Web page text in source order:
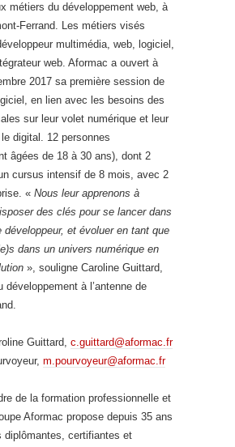
métiers du développement web, à
Ferrand. Les métiers visés
multimédia, web, logiciel,
web. Aformac a ouvert à
2017 sa première session de
en lien avec les besoins des
sur leur volet numérique et leur
digital. 12 personnes
âgées de 18 à 30 ans), dont 2
cursus intensif de 8 mois, avec 2
« Nous leur apprenons à
des clés pour se lancer dans
développeur, et évoluer en tant que
dans un univers numérique en
», souligne Caroline Guittard,
développement à l’antenne de
Guittard, c.guittard@aformac.fr
m.pourvoyeur@aformac.fr
de la formation professionnelle et
Aformac propose depuis 35 ans
diplômantes, certifiantes et